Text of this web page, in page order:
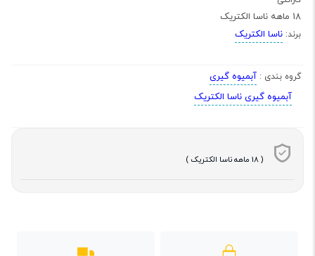
18 ماهه ناسا الکتریک
برند: ناسا الکتریک
گروه بندی : آبمیوه گیری
آبمیوه گیری ناسا الکتریک
( 18 ماهه ناسا الکتریک )